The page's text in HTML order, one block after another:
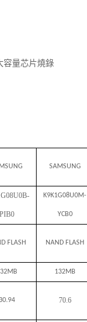
容量芯片燒錄
SAMSUNG
PIB0
K9K1G08U0M-
YCB0
FLASH NAND FLASH
132MB
70.6